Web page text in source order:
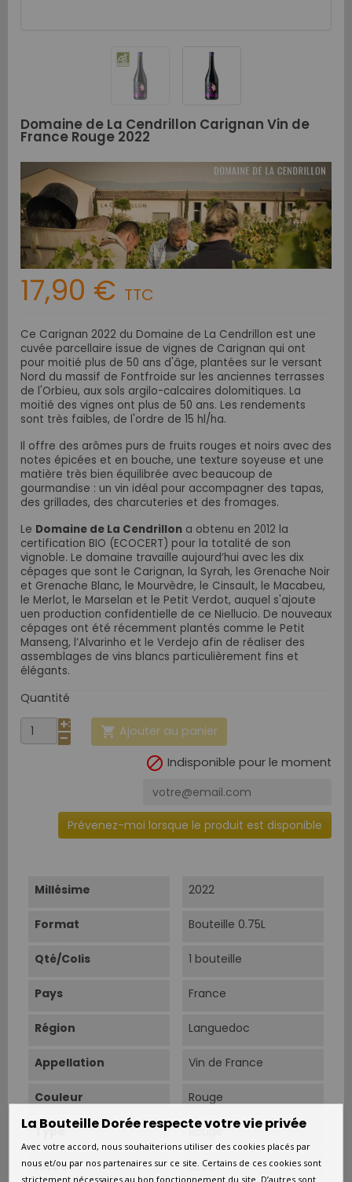
Domaine de La Cendrillon Carignan Vin de
France Rouge 2022
17,90 € TTC
Ce Carignan 2022 du Domaine de La Cendrillon est une
cuvée parcellaire issue de vignes de Carignan qui ont
pour moitié plus de 50 ans d'âge, plantées sur le versant
Nord du massif de Fontfroide sur les anciennes terrasses
de l'Orbieu, aux sols argilo-calcaires dolomitiques. La
moitié des vignes ont plus de 50 ans. Les rendements
sont très faibles, de l'ordre de 15 hl/ha.
Il offre des arômes purs de fruits rouges et noirs avec des
notes épicées et en bouche, une texture soyeuse et une
matière très bien équilibrée avec beaucoup de
gourmandise : un vin idéal pour accompagner des tapas,
des grillades, des charcuteries et des fromages.
Le Domaine de La Cendrillon a obtenu en 2012 la
certification BIO (ECOCERT) pour la totalité de son
vignoble. Le domaine travaille aujourd’hui avec les dix
cépages que sont le Carignan, la Syrah, les Grenache Noir
et Grenache Blanc, le Mourvèdre, le Cinsault, le Macabeu,
le Merlot, le Marselan et le Petit Verdot, auquel s'ajoute
uen production confidentielle de ce Niellucio. De nouveaux
cépages ont été récemment plantés comme le Petit
Manseng, l’Alvarinho et le Verdejo afin de réaliser des
assemblages de vins blancs particulièrement fins et
élégants.
Quantité
 Ajouter au panier
 Indisponible pour le moment
Prévenez-moi lorsque le produit est disponible
Millésime 2022
Format Bouteille 0.75L
Qté/Colis 1 bouteille
Pays France
Région Languedoc
Appellation Vin de France
Couleur Rouge
Type Rouge
Alcool 12,5%.
La Bouteille Dorée respecte votre vie privée
Avec votre accord, nous souhaiterions utiliser des cookies placés par
nous et/ou par nos partenaires sur ce site. Certains de ces cookies sont
strictement nécessaires au bon fonctionnement du site. D’autres sont